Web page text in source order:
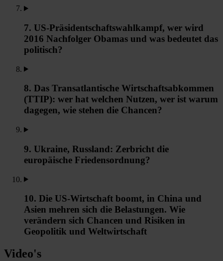
7. US-Präsidentschaftswahlkampf, wer wird
2016 Nachfolger Obamas und was bedeutet das
politisch?
8. Das Transatlantische Wirtschaftsabkommen
(TTIP): wer hat welchen Nutzen, wer ist warum
dagegen, wie stehen die Chancen?
9. Ukraine, Russland: Zerbricht die
europäische Friedensordnung?
10. Die US-Wirtschaft boomt, in China und
Asien mehren sich die Belastungen. Wie
verändern sich Chancen und Risiken in
Geopolitik und Weltwirtschaft
Video's